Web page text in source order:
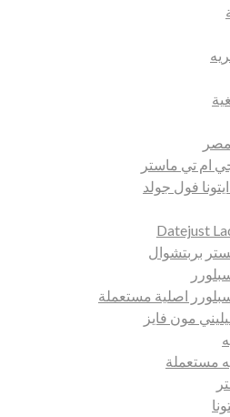
ام تي ماستر
فول جولد
بربتشوال
اصلية مستعملة
مون فايز
مستعملة